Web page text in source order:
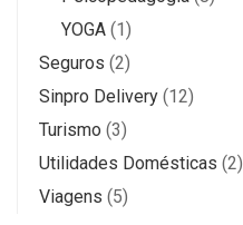
YOGA (1)
Seguros (2)
Sinpro Delivery (12)
Turismo (3)
Utilidades Domésticas (2)
Viagens (5)